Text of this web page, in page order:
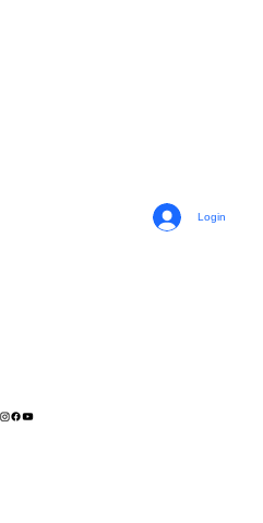
Login